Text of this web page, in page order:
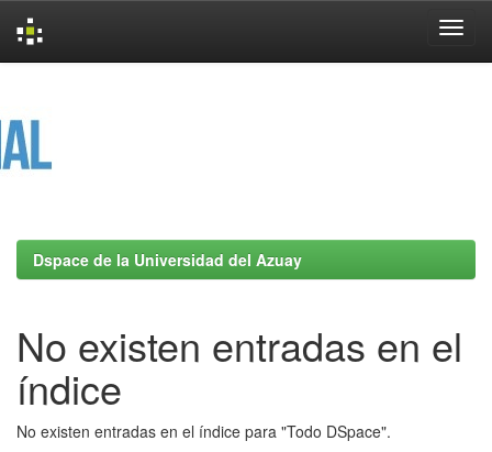
Dspace de la Universidad del Azuay
No existen entradas en el
índice
No existen entradas en el índice para "Todo DSpace".